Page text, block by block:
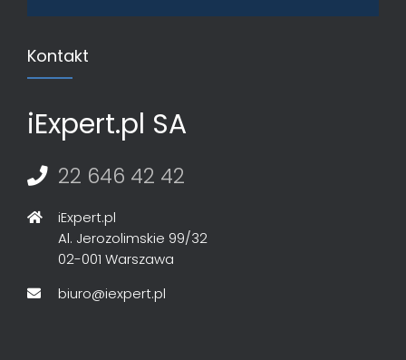
Kontakt
iExpert.pl SA
22 646 42 42
iExpert.pl
Al. Jerozolimskie 99/32
02-001 Warszawa
biuro@iexpert.pl